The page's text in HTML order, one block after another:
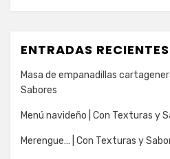
ENTRADAS RECIENTES
Masa de empanadillas
Sabores
Menú navideño | Con Texturas y
Merengue… | Con Texturas y